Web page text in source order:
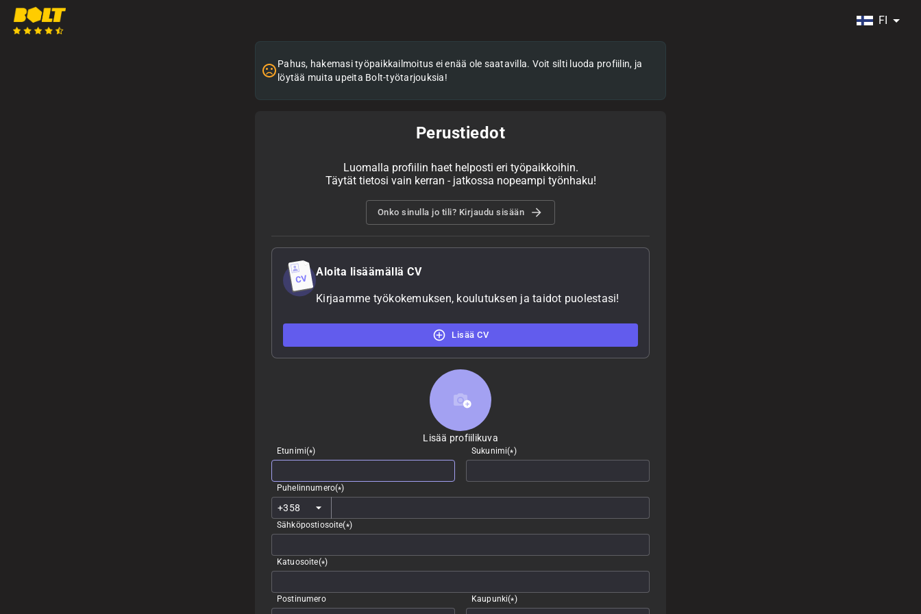
FI
Pahus, hakemasi työpaikkailmoitus ei enää ole saatavilla. Voit silti luoda profiilin, ja
löytää muita upeita Bolt-työtarjouksia!
Perustiedot
Luomalla profiilin haet helposti eri työpaikkoihin.
Täytät tietosi vain kerran - jatkossa nopeampi työnhaku!
Onko sinulla jo tili? Kirjaudu sisään
Aloita lisäämällä CV
Kirjaamme työkokemuksen, koulutuksen ja taidot puolestasi!
Lisää CV
Lisää profiilikuva
Lisää profiilikuva
Etunimi(*) Sukunimi(*)
Puhelinnumero(*)
Sähköpostiosoite(*)
Katuosoite(*)
Postinumero Kaupunki(*)